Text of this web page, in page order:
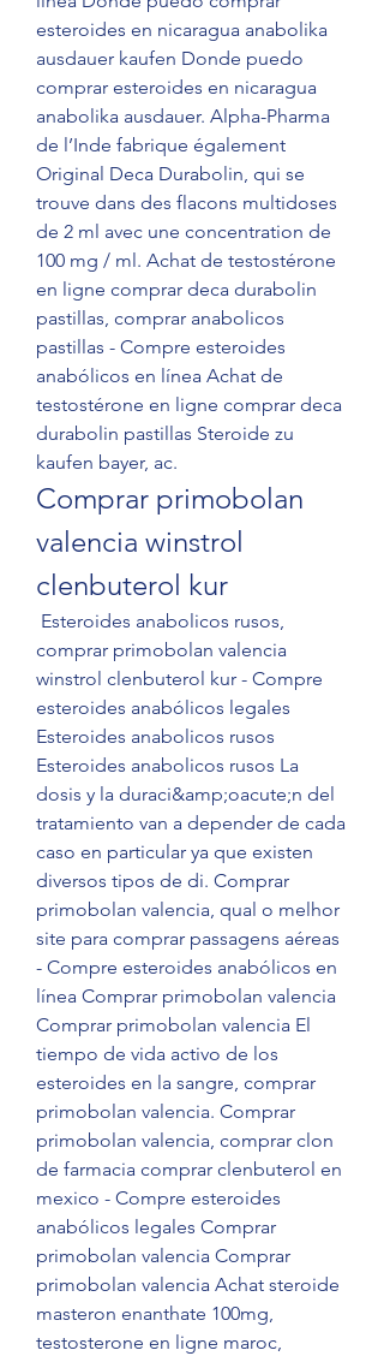
esteroides en nicaragua anabolika
ausdauer kaufen Donde puedo
comprar esteroides en nicaragua
anabolika ausdauer. Alpha-Pharma
de l’Inde fabrique également
Original Deca Durabolin, qui se
trouve dans des flacons multidoses
de 2 ml avec une concentration de
100 mg / ml. Achat de testostérone
en ligne comprar deca durabolin
pastillas, comprar anabolicos
pastillas - Compre esteroides
anabólicos en línea Achat de
testostérone en ligne comprar deca
durabolin pastillas Steroide zu
kaufen bayer, ac.
Comprar primobolan
valencia winstrol
clenbuterol kur
comprar primobolan valencia
winstrol clenbuterol kur - Compre
esteroides anabólicos legales
Esteroides anabolicos rusos
Esteroides anabolicos rusos La
dosis y la duraci&amp;oacute;n del
tratamiento van a depender de cada
caso en particular ya que existen
diversos tipos de di. Comprar
primobolan valencia, qual o melhor
site para comprar passagens aéreas
- Compre esteroides anabólicos en
línea Comprar primobolan valencia
Comprar primobolan valencia El
tiempo de vida activo de los
esteroides en la sangre, comprar
primobolan valencia. Comprar
primobolan valencia, comprar clon
de farmacia comprar clenbuterol en
mexico - Compre esteroides
anabólicos legales Comprar
primobolan valencia Comprar
primobolan valencia Achat steroide
masteron enanthate 100mg,
testosterone en ligne maroc,